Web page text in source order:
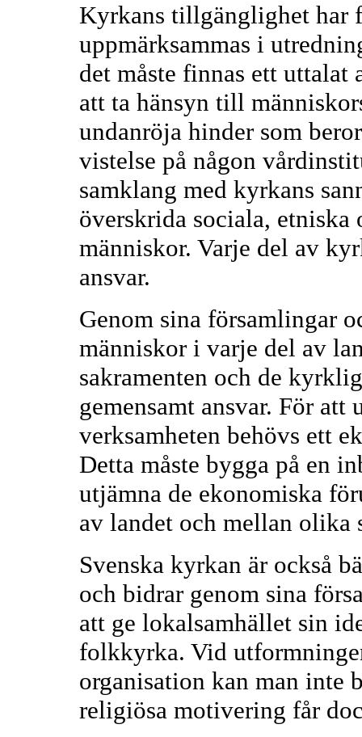
Kyrkans tillgänglighet har
uppmärksammas i
det måste finnas ett
att ta hänsyn till
undanröja hinder som
vistelse på någon
samklang med kyrkans
överskrida sociala, etniska
människor. Varje del av
ansvar.
Genom sina församlingar
människor i varje del av
sakramenten och de
gemensamt ansvar. För
verksamheten behövs ett
Detta måste bygga på en
utjämna de ekonomiska
av landet och mellan olika
Svenska kyrkan är också
och bidrar genom sina
att ge lokalsamhället sin
folkkyrka. Vid
organisation kan man inte
religiösa motivering får